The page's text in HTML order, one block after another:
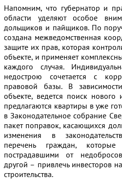
Напомним, что губернатор и
области уделяют особое
дольщиков и пайщиков. По
создана межведомственная
защите их прав, которая
объекте, и применяет
каждого случая.
недострою сочетается с
правовой базы. В
объекте, ведется поиск
предлагаются квартиры в уже
в Законодательное собрание
пакет поправок, касающихся
изменения в
перечень граждан,
пострадавшими от
другой – привлечь инвесторов
строительства.